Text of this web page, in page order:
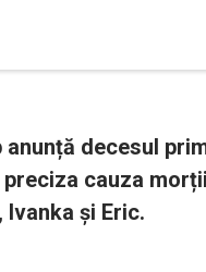
anunță decesul
cauza
Ivanka și Eric.